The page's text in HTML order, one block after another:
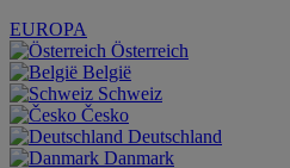
EUROPA
Österreich
België
Schweiz
Česko
Deutschland
Danmark